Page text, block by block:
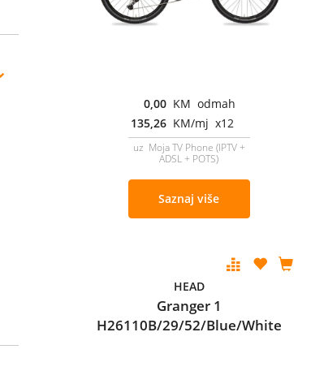
0,00 KM odmah
135,26 KM/mj x12
uz Moja TV Phone (IPTV +
ADSL + POTS)
Saznaj više
HEAD
Granger 1
H26110B/29/52/Blue/White